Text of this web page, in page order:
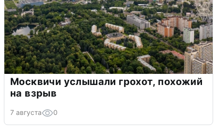
Москвичи услышали грохот, похожий
на взрыв
7 августа 0